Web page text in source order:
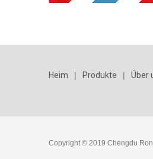
Heim | Produkte | Über
Copyright © 2019 Chengdu